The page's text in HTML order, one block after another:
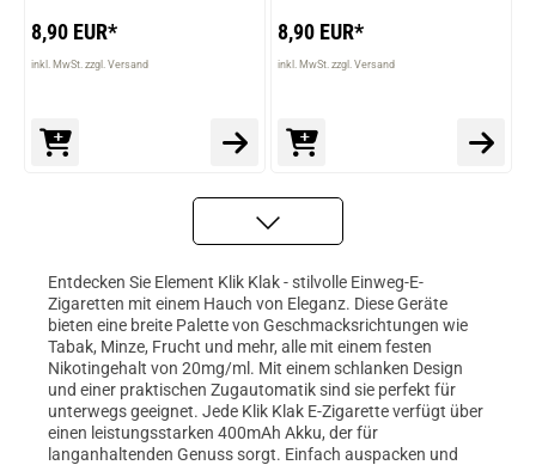
Raspberry
8,90 EUR*
inkl. MwSt. zzgl. Versand
8,90 EUR*
inkl. MwSt. zzgl. Versand
Entdecken Sie Element Klik Klak - stilvolle Einweg-E-
Zigaretten mit einem Hauch von Eleganz. Diese Geräte
bieten eine breite Palette von Geschmacksrichtungen wie
Tabak, Minze, Frucht und mehr, alle mit einem festen
Nikotingehalt von 20mg/ml. Mit einem schlanken Design
und einer praktischen Zugautomatik sind sie perfekt für
unterwegs geeignet. Jede Klik Klak E-Zigarette verfügt über
einen leistungsstarken 400mAh Akku, der für
langanhaltenden Genuss sorgt. Einfach auspacken und